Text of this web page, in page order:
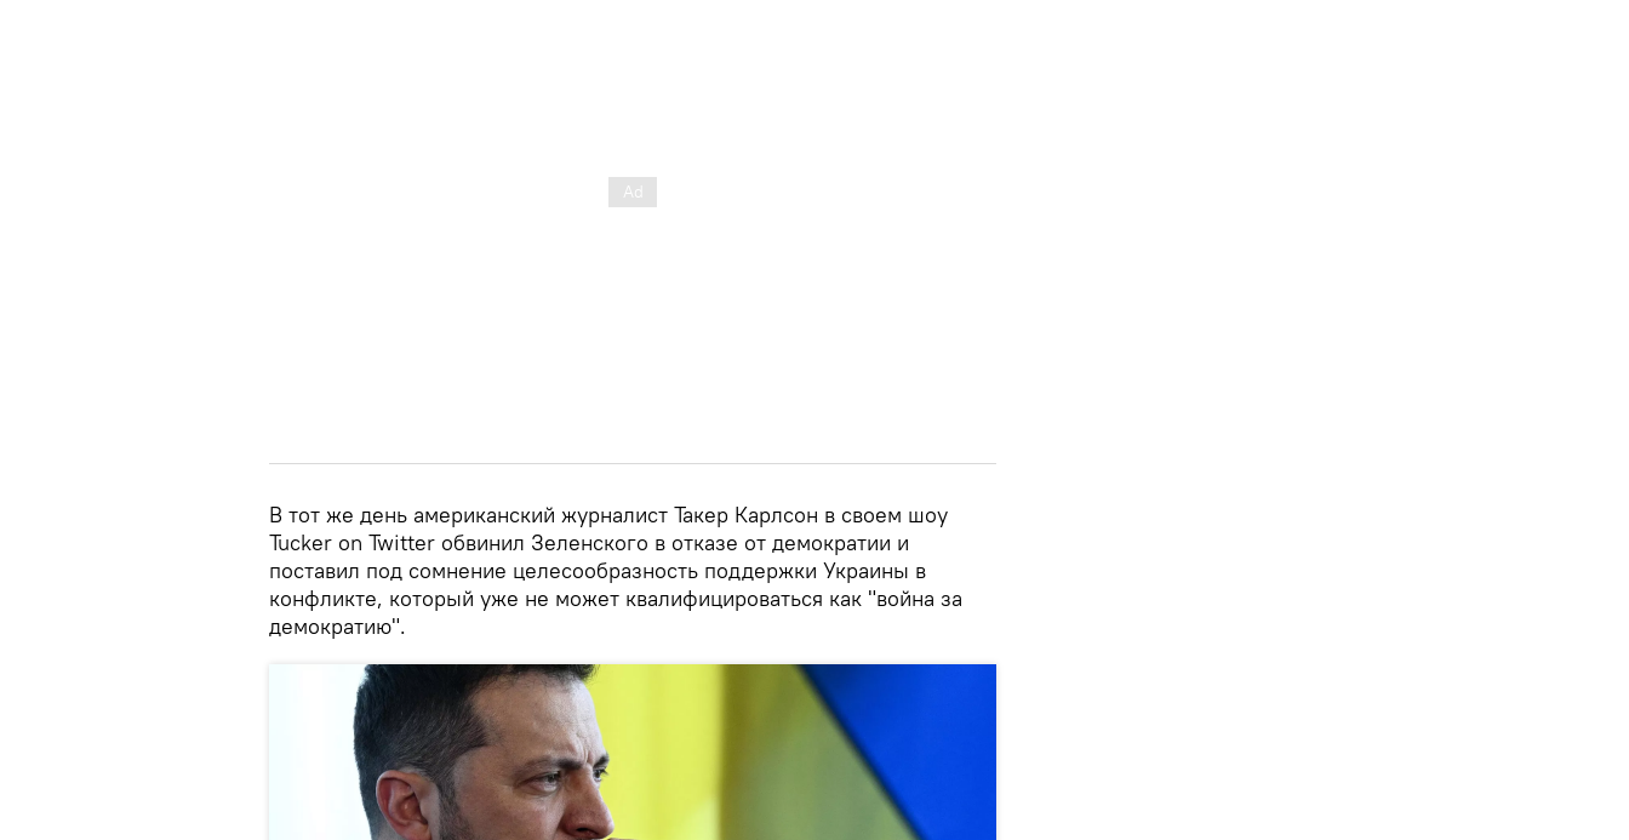
В тот же день американский журналист Такер Карлсон в своем шоу
Tucker on Twitter обвинил Зеленского в отказе от демократии и
поставил под сомнение целесообразность поддержки Украины в
конфликте, который уже не может квалифицироваться как "война за
демократию".